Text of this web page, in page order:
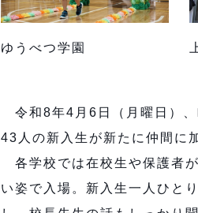
ゆうべつ学園
令和8年4月6日（月曜日）、
43人の新入生が新たに仲間に
各学校では在校生や保護者
い姿で入場。新入生一人ひと